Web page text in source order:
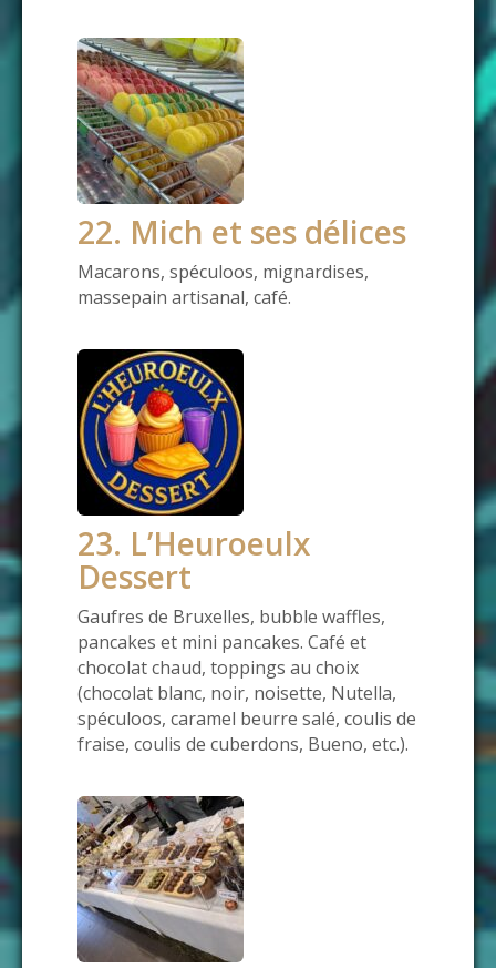
22. Mich et ses délices
Macarons, spéculoos, mignardises,
massepain artisanal, café.
23. L’Heuroeulx
Dessert
Gaufres de Bruxelles, bubble waffles,
pancakes et mini pancakes. Café et
chocolat chaud, toppings au choix
(chocolat blanc, noir, noisette, Nutella,
spéculoos, caramel beurre salé, coulis de
fraise, coulis de cuberdons, Bueno, etc.).